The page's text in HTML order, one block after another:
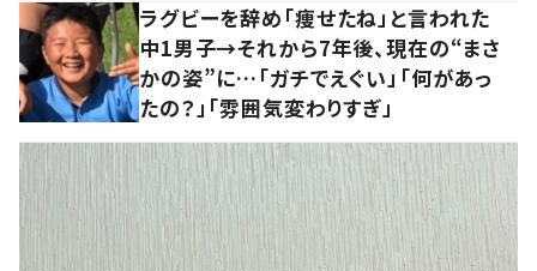
ラグビーを辞め「痩せたね」と言われた
中1男子→それから7年後、現在の“まさ
かの姿”に…「ガチでえぐい」「何があっ
たの？」「雰囲気変わりすぎ」